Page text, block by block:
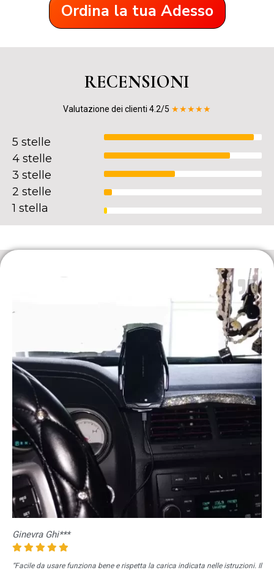
Ordina la tua Adesso
RECENSIONI
Valutazione dei clienti 4.2/5 ★★★★★
5 stelle
4 stelle
3 stelle
2 stelle
1 stella
Ginevra Ghi***
“Facile da usare funziona bene e rispetta la carica indicata nelle istruzioni. Il